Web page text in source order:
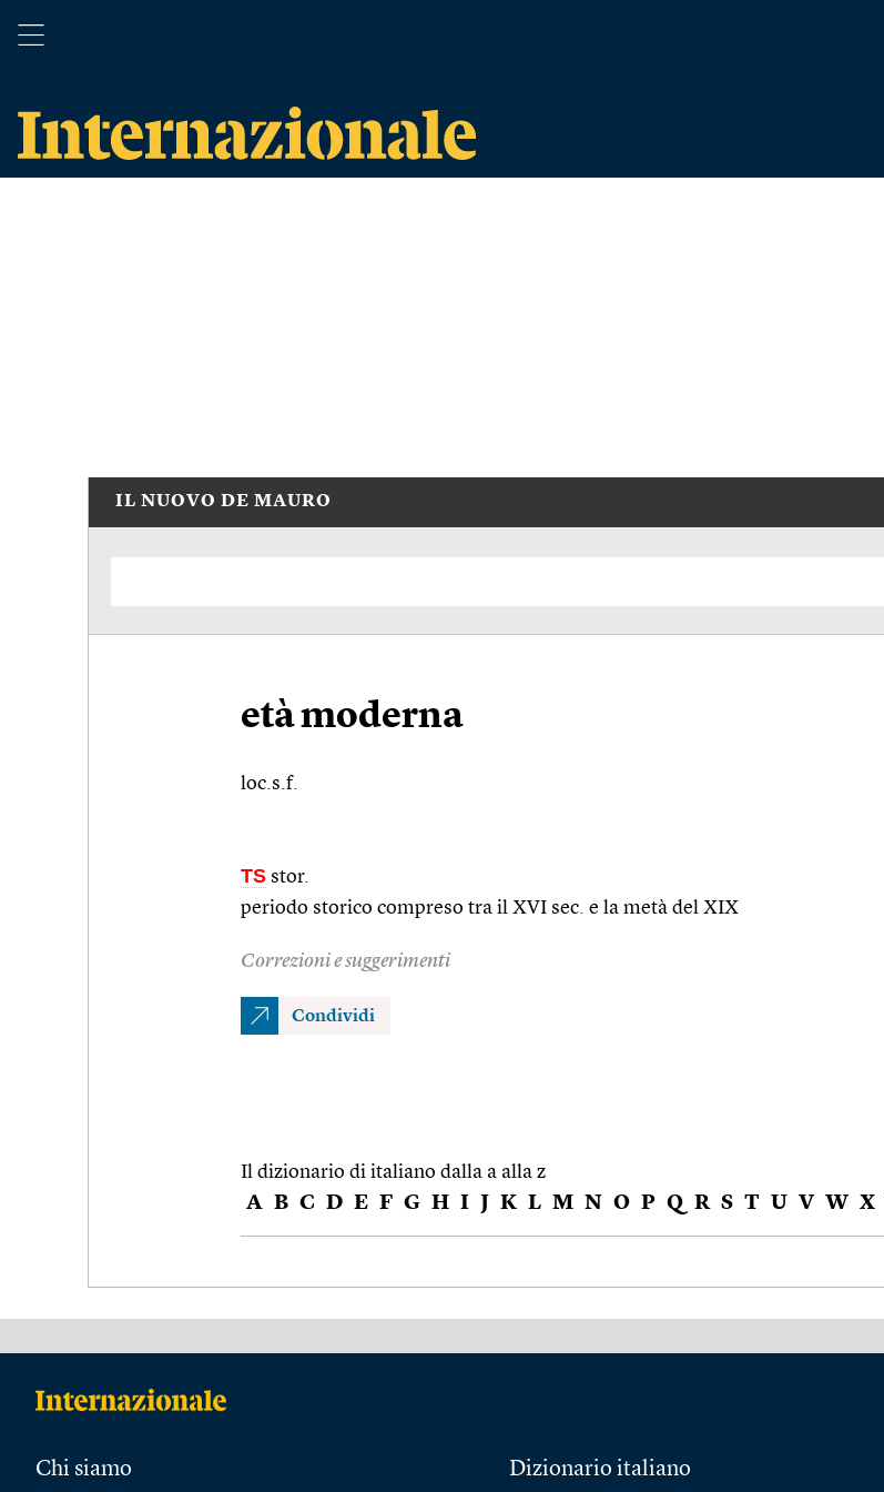
IL NUOVO DE MAURO
età moderna
loc.s.f.
TS stor.
periodo storico compreso tra il XVI sec. e la metà del XIX
Correzioni e suggerimenti
Condividi
Il dizionario di italiano dalla a alla z
A B C D E F G H I J K L M N O P Q R S T U V W X
Chi siamo Dizionario italiano